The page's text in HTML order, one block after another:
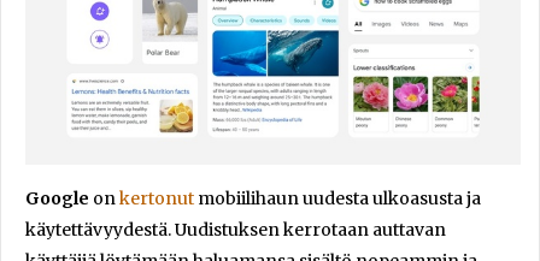
Google onkertonut mobiilihaun uudesta ulkoasusta ja
käytettävyydestä. Uudistuksen kerrotaan auttavan